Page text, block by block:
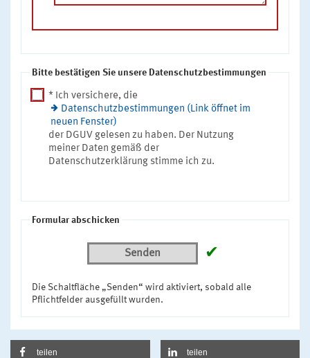
Bitte bestätigen Sie unsere Datenschutzbestimmungen
* Ich versichere, die
Datenschutzbestimmungen (Link öffnet im
neuen Fenster)
der DGUV gelesen zu haben. Der Nutzung
meiner Daten gemäß der
Datenschutzerklärung stimme ich zu.
Formular abschicken
Senden ✔
Die Schaltfläche „Senden“ wird aktiviert, sobald alle
Pflichtfelder ausgefüllt wurden.
teilen teilen